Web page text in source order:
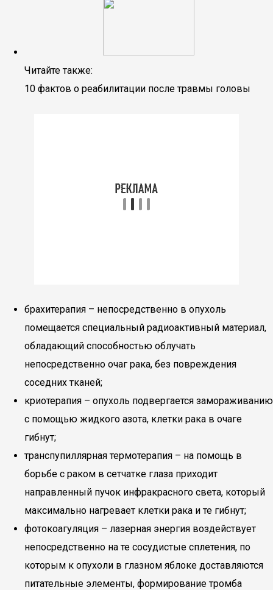
Читайте также:
10 фактов о реабилитации после травмы головы
брахитерапия – непосредственно в опухоль
помещается специальный радиоактивный материал,
обладающий способностью облучать
непосредственно очаг рака, без повреждения
соседних тканей;
криотерапия – опухоль подвергается замораживанию
с помощью жидкого азота, клетки рака в очаге
гибнут;
транспупиллярная термотерапия – на помощь в
борьбе с раком в сетчатке глаза приходит
направленный пучок инфракрасного света, который
максимально нагревает клетки рака и те гибнут;
фотокоагуляция – лазерная энергия воздействует
непосредственно на те сосудистые сплетения, по
которым к опухоли в глазном яблоке доставляются
питательные элементы, формирование тромба